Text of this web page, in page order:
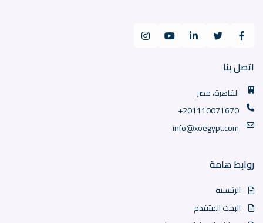
اتصل بنا
القاهرة، مصر
+201110071670
info@xoegypt.com
روابط هامة
الرئيسية
البحث المتقدم